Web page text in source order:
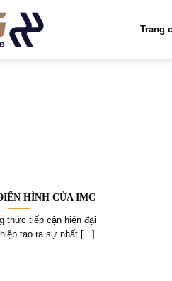
Trang
HÌNH CỦA IMC
thức tiếp cận hiện đại
tạo ra sự nhất [...]